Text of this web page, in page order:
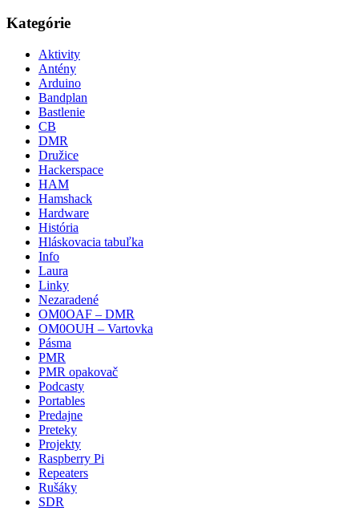
Kategórie
Aktivity
Antény
Arduino
Bandplan
Bastlenie
CB
DMR
Družice
Hackerspace
HAM
Hamshack
Hardware
História
Hláskovacia tabuľka
Info
Laura
Linky
Nezaradené
OM0OAF – DMR
OM0OUH – Vartovka
Pásma
PMR
PMR opakovač
Podcasty
Portables
Predajne
Preteky
Projekty
Raspberry Pi
Repeaters
Rušáky
SDR